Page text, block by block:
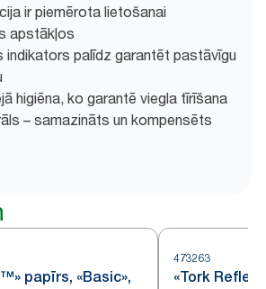
ir piemērota lietošanai
apstākļos
indikators palīdz garantēt pastāvīgu
higiēna, ko garantē viegla tīrīšana
– samazināts un kompensēts
papīrs, «Basic»,
473263
«Tork